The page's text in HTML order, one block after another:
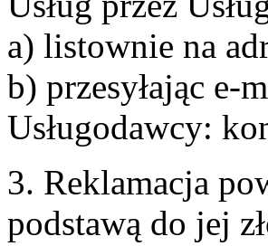
a) listownie na
b) przesyłając e-
Usługodawcy:
3. Reklamacja
podstawą do jej